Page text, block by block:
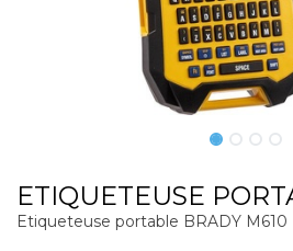
ETIQUETEUSE
Etiqueteuse portable BRADY M610